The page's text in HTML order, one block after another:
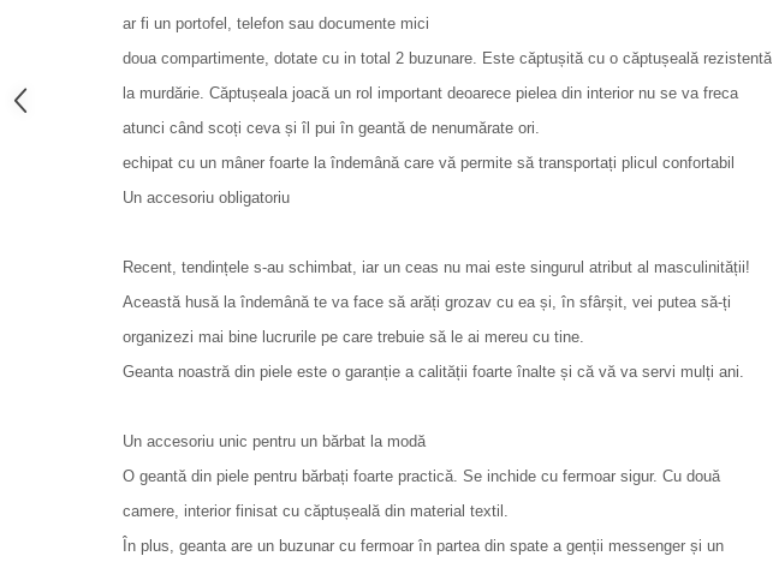
ar fi un portofel, telefon sau documente mici
doua compartimente, dotate cu in total 2 buzunare. Este căptușită cu o căptușeală rezistentă
la murdărie. Căptușeala joacă un rol important deoarece pielea din interior nu se va freca
atunci când scoți ceva și îl pui în geantă de nenumărate ori.
echipat cu un mâner foarte la îndemână care vă permite să transportați plicul confortabil
Un accesoriu obligatoriu
Recent, tendințele s-au schimbat, iar un ceas nu mai este singurul atribut al masculinității!
Această husă la îndemână te va face să arăți grozav cu ea și, în sfârșit, vei putea să-ți
organizezi mai bine lucrurile pe care trebuie să le ai mereu cu tine.
Geanta noastră din piele este o garanție a calității foarte înalte și că vă va servi mulți ani.
Un accesoriu unic pentru un bărbat la modă
O geantă din piele pentru bărbați foarte practică. Se inchide cu fermoar sigur. Cu două
camere, interior finisat cu căptușeală din material textil.
În plus, geanta are un buzunar cu fermoar în partea din spate a genții messenger și un